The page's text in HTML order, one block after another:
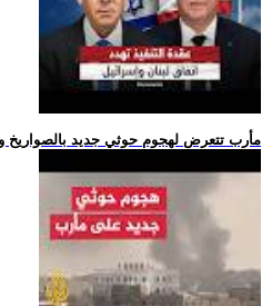
.. مأرب تتعرض لهجوم حوثي جديد بالصواريخ